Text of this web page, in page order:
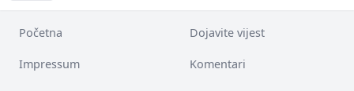
Početna Dojavite vijest
Impressum Komentari